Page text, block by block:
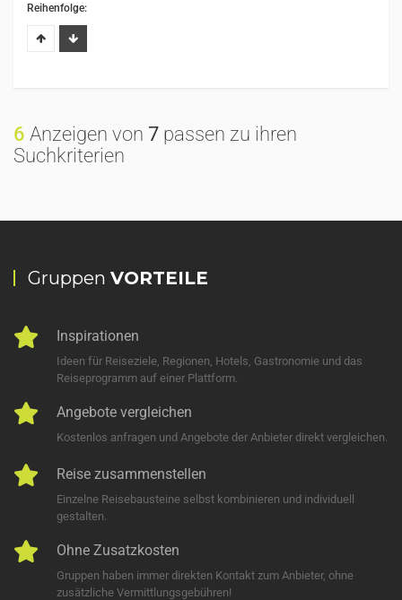
Reihenfolge:
6 Anzeigen von 7 passen zu ihren
Suchkriterien
Gruppen VORTEILE
Inspirationen
Ideen für Reiseziele, Regionen, Hotels, Gastronomie und das
Reiseprogramm auf einer Plattform.
Angebote vergleichen
Kostenlos anfragen und Angebote der Anbieter direkt vergleichen.
Reise zusammenstellen
Einzelne Reisebausteine selbst kombinieren und individuell
gestalten.
Ohne Zusatzkosten
Gruppen haben immer direkten Kontakt zum Anbieter, ohne
zusätzliche Vermittlungsgebühren!